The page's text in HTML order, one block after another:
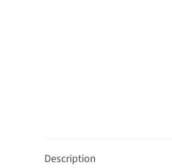
Description